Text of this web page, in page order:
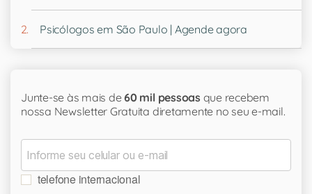
Psicólogos em São Paulo | Agende agora
Junte-se às mais de60 mil pessoas que recebem
nossa Newsletter Gratuita diretamente no seu e-mail.
telefone internacional